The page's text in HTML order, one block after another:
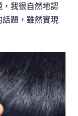
，我很自然地認
題，雖然實現